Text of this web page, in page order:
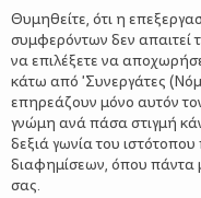
Θυμηθείτε, ότι η
συμφερόντων δεν απαιτεί
να επιλέξετε να
κάτω από 'Συνεργάτες
επηρεάζουν μόνο αυτόν
γνώμη ανά πάσα στιγμή
δεξιά γωνία του
διαφημίσεων, όπου πάντα
σας.